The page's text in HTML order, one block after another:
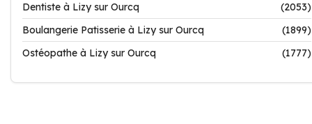
Dentiste à Lizy sur Ourcq
(2053)
Boulangerie Patisserie à Lizy sur Ourcq
(1899)
Ostéopathe à Lizy sur Ourcq
(1777)